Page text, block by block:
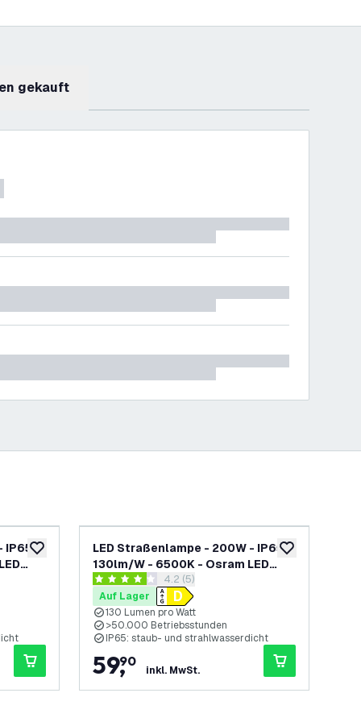
gekauft
zur Wunschliste hinzufügen
IP65 -
öffnen
zur
LED Straßenlampe - 200W - IP65 -
130lm/W - 6500K - Osram LED
Chips
Bewertungsbereich öffnen
4.2 Bewertungssterne
4.2 (5)
Auf Lager
130 Lumen pro Watt
>50.000 Betriebsstunden
IP65: staub- und strahlwasserdicht
59,
90
inkl. MwSt.